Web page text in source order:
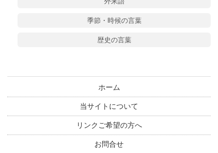
季節・時候の言葉
歴史の言葉
ホーム
当サイトについて
リンクご希望の方へ
お問合せ